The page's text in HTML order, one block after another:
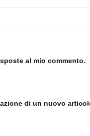
al mio commento.
di un nuovo